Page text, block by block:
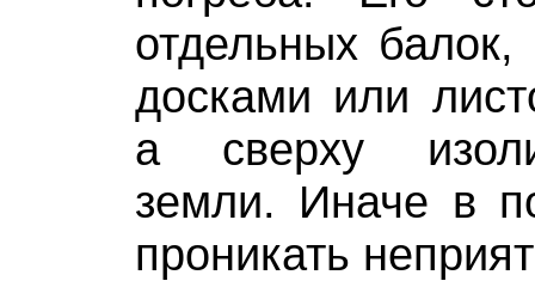
отдельных
досками или
а сверху
земли. Иначе в
проникать